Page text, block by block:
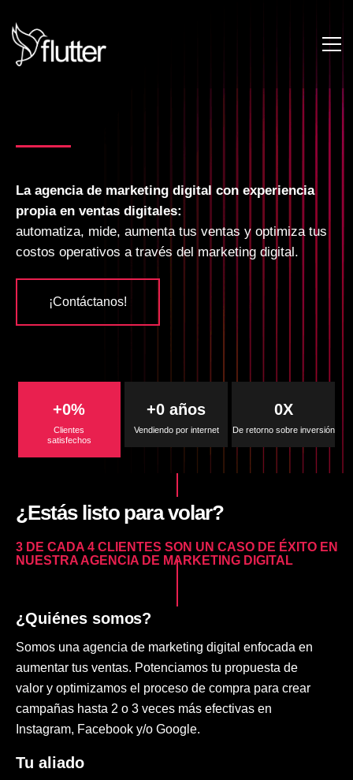
La agencia de marketing digital con experiencia
propia en ventas digitales:
automatiza, mide, aumenta tus ventas y optimiza tus
costos operativos a través del marketing digital.
¡Contáctanos!
Clientes
satisfechos
+0%
Vendiendo por internet
+0 años
De retorno sobre inversión​
0X
¿Estás listo para volar?
3 DE CADA 4 CLIENTES SON UN CASO DE ÉXITO EN
NUESTRA AGENCIA DE MARKETING DIGITAL
¿Quiénes somos?
Somos una agencia de marketing digital enfocada en
aumentar tus ventas. Potenciamos tu propuesta de
valor y optimizamos el proceso de compra para crear
campañas hasta 2 o 3 veces más efectivas en
Instagram, Facebook y/o Google.
Tu aliado